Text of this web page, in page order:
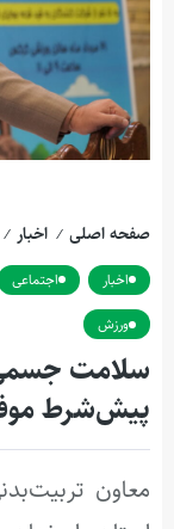
صفحه اصلی / اخبار /
اخبار اجتماعی
ورزش
سلامت جسمی
پیش‌شرط
معاون